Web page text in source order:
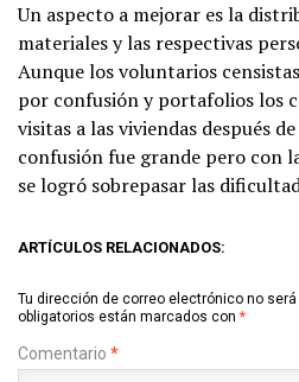
Un aspecto a mejorar es la
materiales y las respectivas
Aunque los voluntarios
por confusión y portafolios los
visitas a las viviendas después
confusión fue grande pero con
se logró sobrepasar las
ARTÍCULOS RELACIONADOS:
Tu dirección de correo electrónico no será
obligatorios están marcados con *
Comentario *